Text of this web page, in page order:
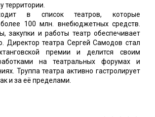
территории.
в список театров, которые
100 млн. внебюджетных средств.
закупки и работы театр обеспечивает
Директор театра Сергей Самодов стал
премии и делится своим
на театральных форумах и
Труппа театра активно гастролирует
и за её пределами.